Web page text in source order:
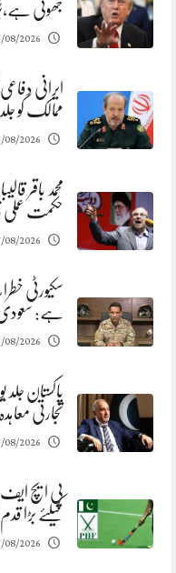
جھوٹی
08/2026
ایرانی
ممالک کو جلد
08/2026
محمد باقر
حکمت عملی
08/2026
سکیورٹی
ہے:
08/2026
پاکستان
تجارتی
08/2026
پی ایچ
کیلئے بڑا قدم
08/2026